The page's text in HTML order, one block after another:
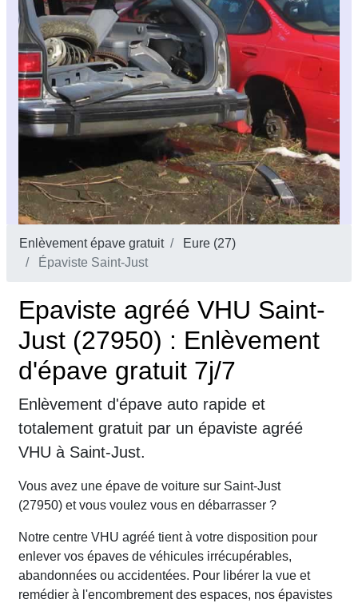
Enlèvement épave gratuit
Eure (27)
Épaviste Saint-Just
Epaviste agréé VHU Saint-
Just (27950) : Enlèvement
d'épave gratuit 7j/7
Enlèvement d'épave auto rapide et
totalement gratuit par un épaviste agréé
VHU à Saint-Just.
Vous avez une épave de voiture sur Saint-Just
(27950) et vous voulez vous en débarrasser ?
Notre centre VHU agréé tient à votre disposition pour
enlever vos épaves de véhicules irrécupérables,
abandonnées ou accidentées. Pour libérer la vue et
remédier à l'encombrement des espaces, nos épavistes